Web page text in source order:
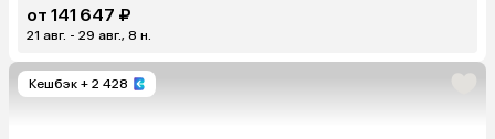
от 141 647 ₽
21 авг. - 29 авг., 8 н.
Кешбэк + 2 428